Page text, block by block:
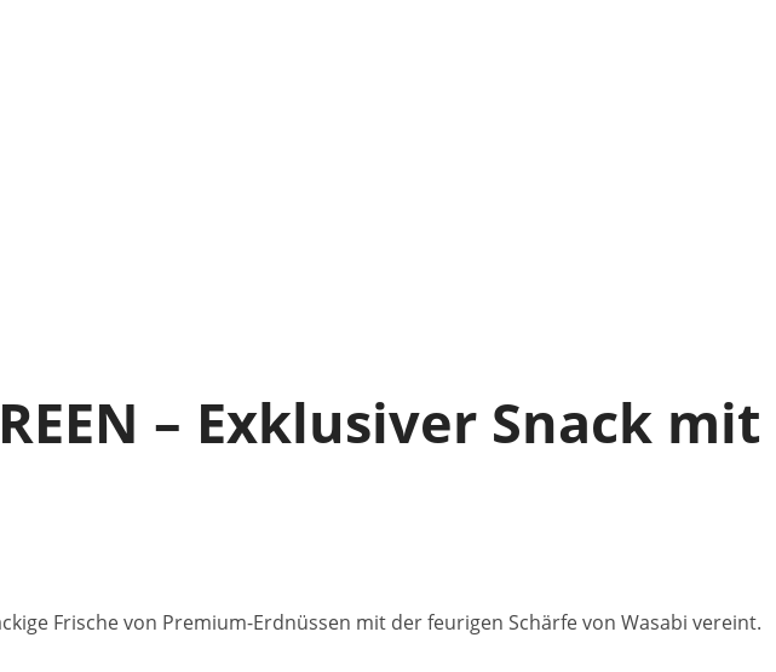
– Exklusiver Snack mit
Frische von Premium-Erdnüssen mit der feurigen Schärfe von Wasabi vereint.